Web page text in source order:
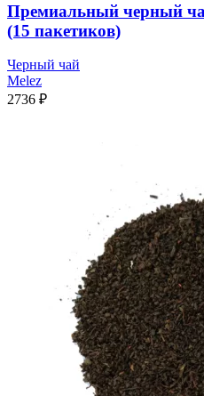
Премиальный черный
(15 пакетиков)
Черный чай
Melez
2736 ₽